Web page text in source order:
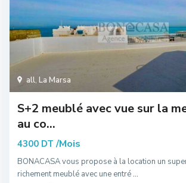
all, La Marsa
S+2 meublé avec vue sur la
au co...
4300 DT /Mois
BONACASA vous propose à la location un
richement meublé avec une entré...